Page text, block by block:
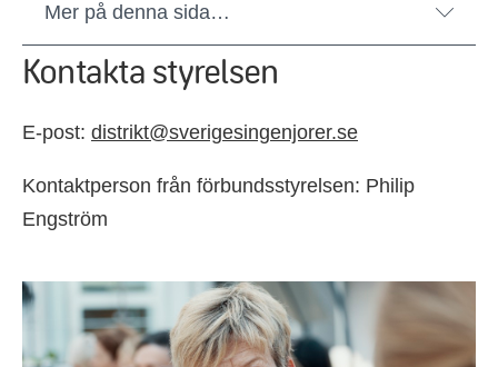
Mer på denna sida…
Kontakta styrelsen
E-post: distrikt@sverigesingenjorer.se
Kontaktperson från förbundsstyrelsen: Philip
Engström